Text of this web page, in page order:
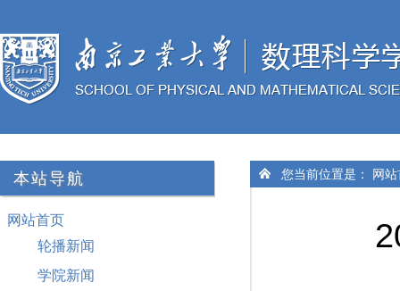
本站导航
网站首页
轮播新闻
学院新闻
您当前位置是： 网